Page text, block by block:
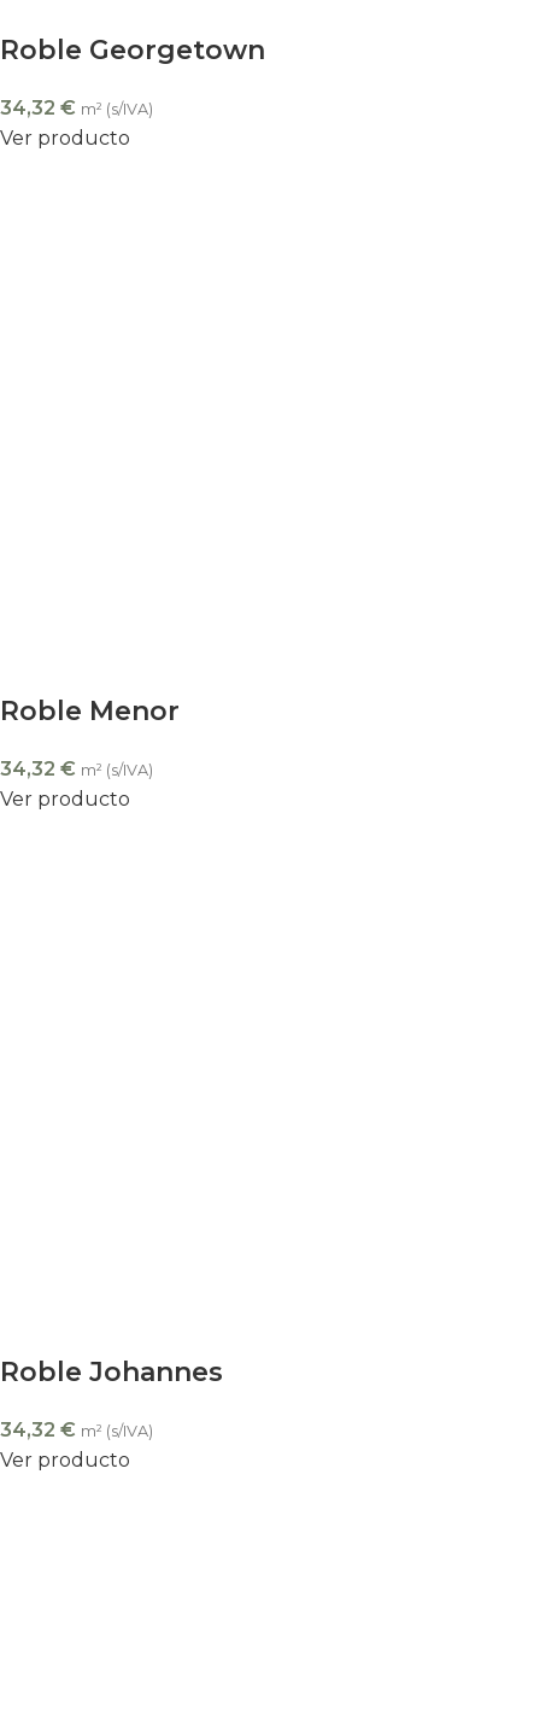
Roble Georgetown
34,32 € m² (s/IVA)
Ver producto
Roble Menor
34,32 € m² (s/IVA)
Ver producto
Roble Johannes
34,32 € m² (s/IVA)
Ver producto